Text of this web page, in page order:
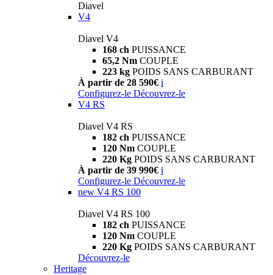
Diavel
V4
Diavel V4
168 ch PUISSANCE
65,2 Nm COUPLE
223 kg POIDS SANS CARBURANT
À partir de 28 590€ i
Configurez-le Découvrez-le
V4 RS
Diavel V4 RS
182 ch PUISSANCE
120 Nm COUPLE
220 Kg POIDS SANS CARBURANT
À partir de 39 990€ i
Configurez-le Découvrez-le
new V4 RS 100
Diavel V4 RS 100
182 ch PUISSANCE
120 Nm COUPLE
220 Kg POIDS SANS CARBURANT
Découvrez-le
Heritage